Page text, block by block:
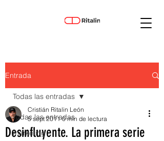
Entrada
Todas las entradas
marketing
Todas las entradas
Desinfluyente. La primera serie
Cristián Ritalin León
5 sept 2011 0 min de lectura